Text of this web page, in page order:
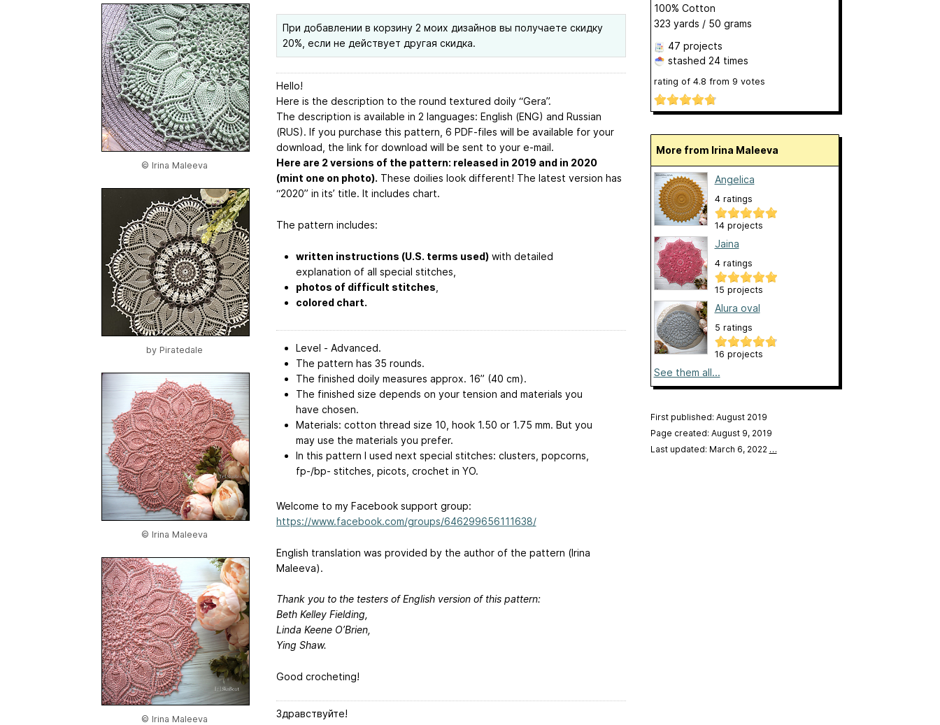
© Irina Maleeva
by Piratedale
© Irina Maleeva
© Irina Maleeva
При добавлении в корзину 2 моих дизайнов вы получаете скидку
20%, если не действует другая скидка.
Hello!
Here is the description to the round textured doily “Gera”.
The description is available in 2 languages: English (ENG) and Russian
(RUS). If you purchase this pattern, 6 PDF-files will be available for your
download, the link for download will be sent to your e-mail.
Here are 2 versions of the pattern: released in 2019 and in 2020
(mint one on photo). These doilies look different! The latest version has
“2020” in its’ title. It includes chart.
The pattern includes:
written instructions (U.S. terms used)with detailed
explanation of all special stitches,
photos of difficult stitches
colored chart.
Level - Advanced.
The pattern has 35 rounds.
The finished doily measures approx. 16” (40 cm).
The finished size depends on your tension and materials you
have chosen.
Materials: cotton thread size 10, hook 1.50 or 1.75 mm. But you
may use the materials you prefer.
In this pattern I used next special stitches: clusters, popcorns,
fp-/bp- stitches, picots, crochet in YO.
Welcome to my Facebook support group:
https://www.facebook.com/groups/646299656111638/
English translation was provided by the author of the pattern (Irina
Maleeva).
Thank you to the testers of English version of this pattern:
Beth Kelley Fielding,
Linda Keene O’Brien,
Ying Shaw.
Good crocheting!
Здравствуйте!
100% Cotton
323 yards / 50 grams
47 projects
stashed 24 times
rating of 4.8 from 9 votes
More from Irina Maleeva
Angelica
4 ratings
14 projects
Jaina
4 ratings
15 projects
Alura oval
5 ratings
16 projects
See them all...
First published: August 2019
Page created: August 9, 2019
Last updated: March 6, 2022 …